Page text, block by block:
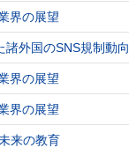
界の展望
諸外国のSNS規制動向
界の展望
界の展望
来の教育